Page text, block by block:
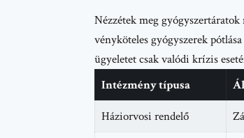
Nézzétek meg
vényköteles gyógyszerek
ügyeletet csak valódi krízis
Intézmény típusa
Háziorvosi rendelő